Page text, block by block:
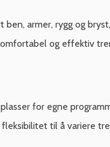
ben, armer, rygg og
og effektiv
for egne
til å variere